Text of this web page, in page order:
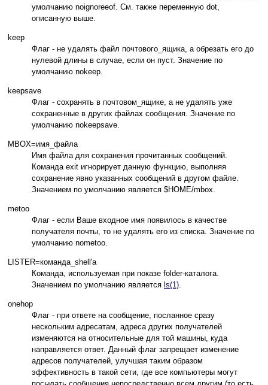
умолчанию noignoreeof. См. также переменную dot,
описанную выше.
keep
Флаг - не удалять файл почтового_ящика, а обрезать его до
нулевой длины в случае, если он пуст. Значение по
умолчанию nokeep.
keepsave
Флаг - сохранять в почтовом_ящике, а не удалять уже
сохраненные в других файлах сообщения. Значение по
умолчанию nokeepsave.
MBOX=имя_файла
Имя файла для сохранения прочитанных сообщений.
Команда exit игнорирует данную функцию, выполняя
сохранение явно указанных сообщений в другом файле.
Значением по умолчанию является $HOME/mbox.
metoo
Флаг - если Ваше входное имя появилось в качестве
получателя почты, то не удалять его из списка. Значение по
умолчанию nometoo.
LISTER=команда_shell'а
Команда, используемая при показе folder-каталога.
Значением по умолчанию является ls(1).
onehop
Флаг - при ответе на сообщение, посланное сразу
нескольким адресатам, адреса других получателей
изменяются на относительные для той машины, куда
направляется ответ. Данный флаг запрещает изменение
адресов получателей, улучшая таким образом
эффективность в такой сети, где все компьютеры могут